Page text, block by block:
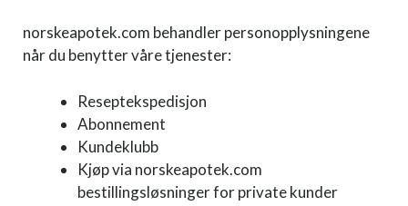
norskeapotek.com behandler personopplysningene
når du benytter våre tjenester:
Reseptekspedisjon
Abonnement
Kundeklubb
Kjøp via norskeapotek.com
bestillingsløsninger for private kunder